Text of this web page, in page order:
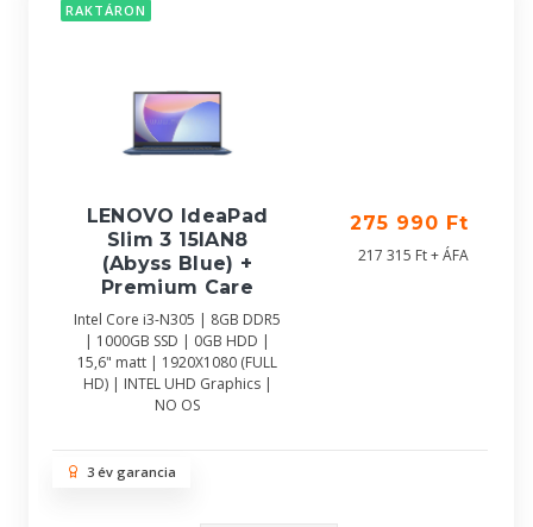
RAKTÁRON
LENOVO IdeaPad
Slim 3 15IAN8
(Abyss Blue) +
Premium Care
Intel Core i3-N305 | 8GB DDR5
| 1000GB SSD | 0GB HDD |
15,6" matt | 1920X1080 (FULL
HD) | INTEL UHD Graphics |
NO OS
275 990 Ft
217 315 Ft + ÁFA
3 év garancia